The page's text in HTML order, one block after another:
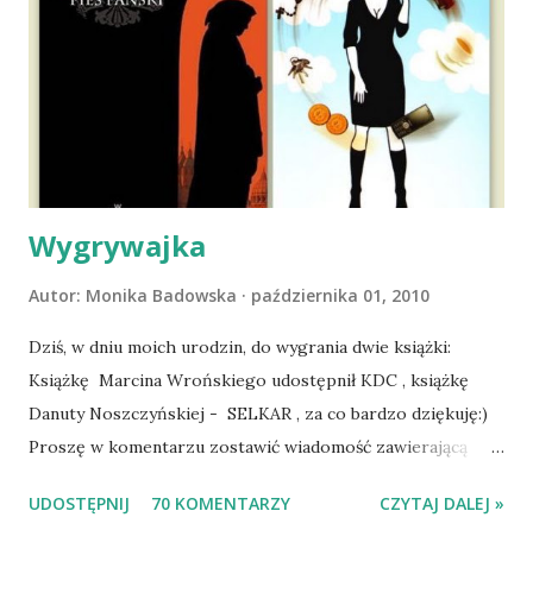
wyjazd w Beskid Niski. Zanim to jednak się stało psica miała
atak padaczki, co spowodowało, że wyjazd odwołaliśmy,
wdrożyliśmy leczenie i od nowa zaczęliśmy oswajać z nami i
wspólnym życiem zdezorientowanego chorobą psa. Udało
się ustabilizować zawirowania zdrowotne i wówczas
zaczęliśmy się cieszyć sobą wzajemnie już na 100%.
Dopier...
Wygrywajka
Autor: Monika Badowska października 01, 2010
Dziś, w dniu moich urodzin, do wygrania dwie książki:
Książkę Marcina Wrońskiego udostępnił KDC , książkę
Danuty Noszczyńskiej - SELKAR , za co bardzo dziękuję:)
Proszę w komentarzu zostawić wiadomość zawierającą
Losowanie odbędzie się w niedzielę o 8:00. Zapraszam
UDOSTĘPNIJ 70 KOMENTARZY CZYTAJ DALEJ »